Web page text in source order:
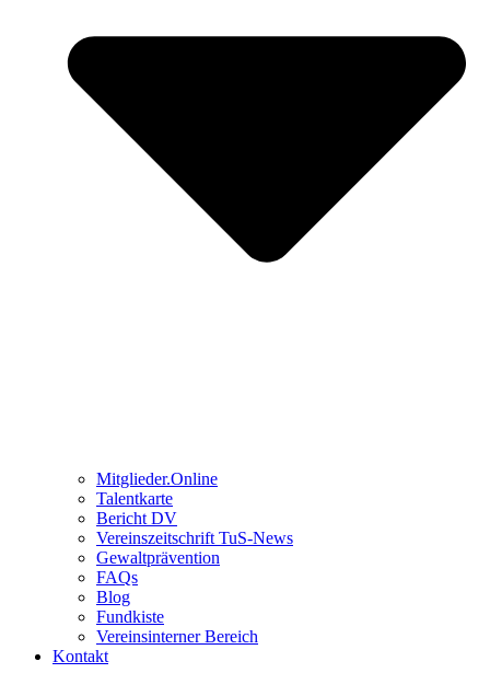
Mitglieder.Online
Talentkarte
Bericht DV
Vereinszeitschrift TuS-News
Gewaltprävention
FAQs
Blog
Fundkiste
Vereinsinterner Bereich
Kontakt